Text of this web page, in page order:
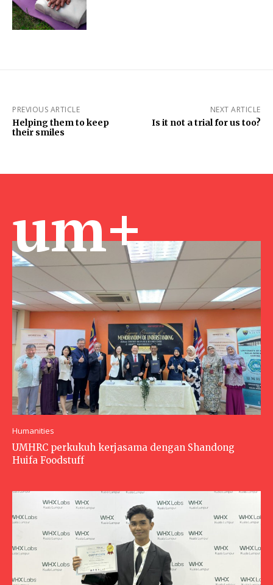
PREVIOUS ARTICLE
Helping them to keep
their smiles
NEXT ARTICLE
Is it not a trial for us too?
um+
Humanities
UMHRC perkukuh kerjasama dengan Shandong
Huifa Foodstuff